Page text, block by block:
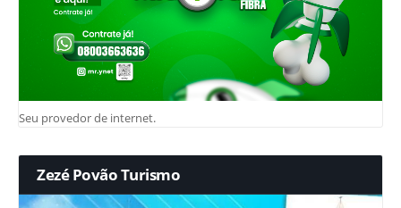
Seu provedor de internet.
Zezé Povão Turismo